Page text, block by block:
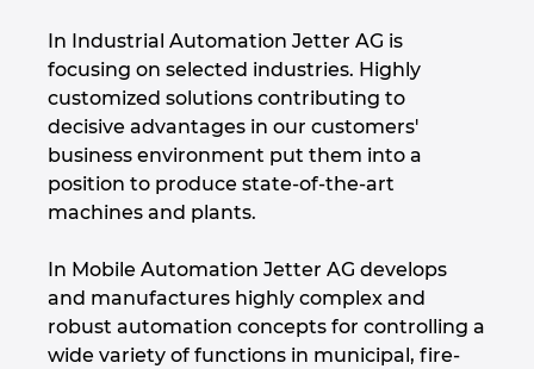
In Industrial Automation Jetter AG is
focusing on selected industries. Highly
customized solutions contributing to
decisive advantages in our customers'
business environment put them into a
position to produce state-of-the-art
machines and plants.
In Mobile Automation Jetter AG develops
and manufactures highly complex and
robust automation concepts for controlling a
wide variety of functions in municipal, fire-
Greece
Hungary
India
Indonesia
Ireland
Israel